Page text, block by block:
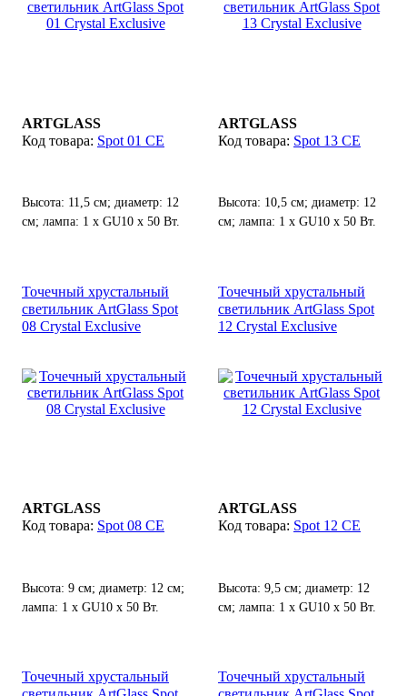
ARTGLASS
Spot 01 CE
Высота: 11,5 см; диаметр: 12
см; лампа: 1 х GU10 х 50 Вт.
ARTGLASS
Spot 13 CE
Высота: 10,5 см; диаметр: 12
см; лампа: 1 х GU10 х 50 Вт.
Точечный хрустальный
светильник ArtGlass Spot
08 Crystal Exclusive
ARTGLASS
Spot 08 CE
Высота: 9 см; диаметр: 12 см;
лампа: 1 х GU10 х 50 Вт.
Точечный хрустальный
светильник ArtGlass Spot
12 Crystal Exclusive
ARTGLASS
Spot 12 CE
Высота: 9,5 см; диаметр: 12
см; лампа: 1 х GU10 х 50 Вт.
Точечный хрустальный
Точечный хрустальный